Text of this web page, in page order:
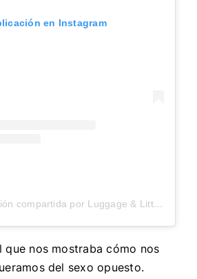
en Instagram
Una publicación compartida por Luggage & Littles (@luggageandlittles)
que nos mostraba cómo nos
del sexo opuesto.